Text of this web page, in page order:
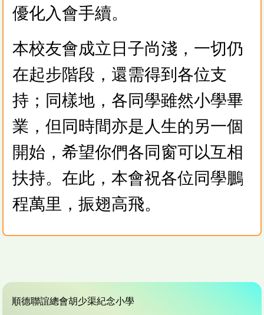
優化入會手續。
本校友會成立日子尚淺，一切仍
在起步階段，還需得到各位支
持；同樣地，各同學雖然小學畢
業，但同時間亦是人生的另一個
開始，希望你們各同窗可以互相
扶持。在此，本會祝各位同學鵬
程萬里，振翅高飛。
順德聯誼總會胡少渠紀念小學